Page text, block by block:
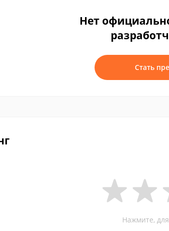
Нет
Стать
Нажмите,